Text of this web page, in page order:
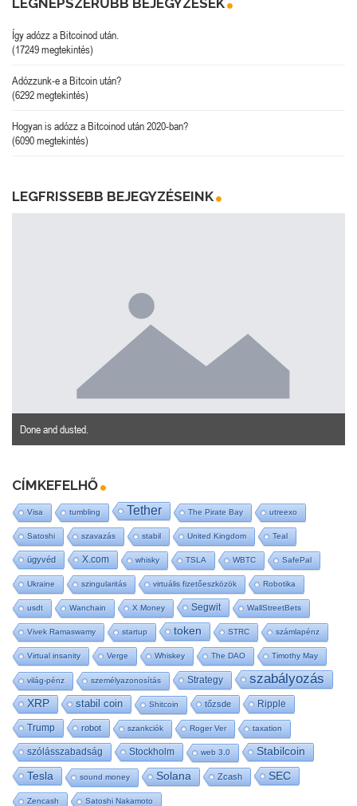
LEGNÉPSZERŰBB BEJEGYZÉSEK
Így adózz a Bitcoinod után.
(17249 megtekintés)
Adózzunk-e a Bitcoin után?
(6292 megtekintés)
Hogyan is adózz a Bitcoinod után 2020-ban?
(6090 megtekintés)
LEGFRISSEBB BEJEGYZÉSEINK
Done and dusted.
CÍMKEFELHŐ
Visa tumbling Tether The Pirate Bay utreexo
Satoshi szavazás stabil United Kingdom Teal
ügyvéd X.com whisky TSLA WBTC SafePal
Ukraine szingularitás virtuális fizetőeszközök Robotika
usdt Wanchain X Money Segwit WallStreetBets
Vivek Ramaswamy startup token STRC számlapénz
Virtual insanity Verge Whiskey The DAO Timothy May
világ-pénz személyazonosítás Strategy szabályozás
XRP stabil coin Shitcoin tőzsde Ripple
Trump robot szankciók Roger Ver taxation
szólásszabadság Stockholm web 3.0 Stabilcoin
Tesla sound money Solana Zcash SEC
Zencash Satoshi Nakamoto